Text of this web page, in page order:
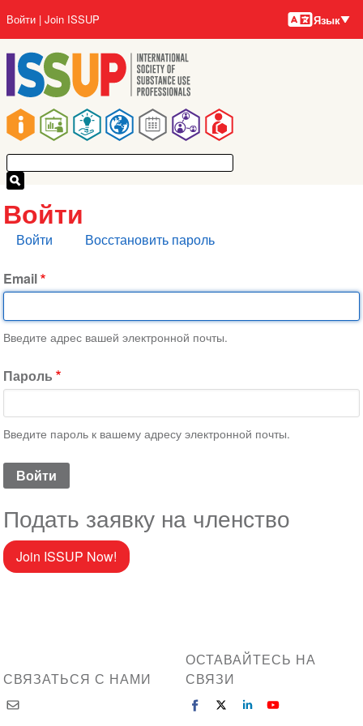
основному
содержанию
Main
navigation
User
account
menu
Войти Join ISSUP Языки
Язык
Войти
Главные
Войти Восстановить пароль
Email
Введите адрес вашей электронной почты.
Пароль
Введите пароль к вашему адресу электронной почты.
Подать заявку на членство
Join ISSUP Now!
СВЯЗАТЬСЯ С НАМИ
ОСТАВАЙТЕСЬ НА
СВЯЗИ